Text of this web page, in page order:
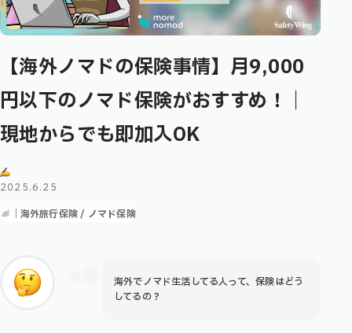
【海外ノマドの保険事情】月9,000
円以下のノマド保険がおすすめ！｜
現地からでも即加入OK
2025.6.25
｜海外旅行保険 / ノマド保険
海外でノマド生活してる人って、保険はどう
してるの？